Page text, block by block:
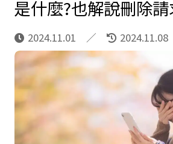
是什麼?也解說刪除
2024.11.01 2024.11.08